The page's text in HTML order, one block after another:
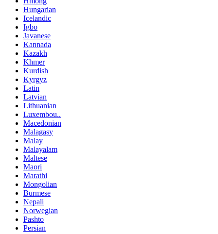
Hungarian
Icelandic
Igbo
Javanese
Kannada
Kazakh
Khmer
Kurdish
Kyrgyz
Latin
Latvian
Lithuanian
Luxembou..
Macedonian
Malagasy
Malay
Malayalam
Maltese
Maori
Marathi
Mongolian
Burmese
Nepali
Norwegian
Pashto
Persian